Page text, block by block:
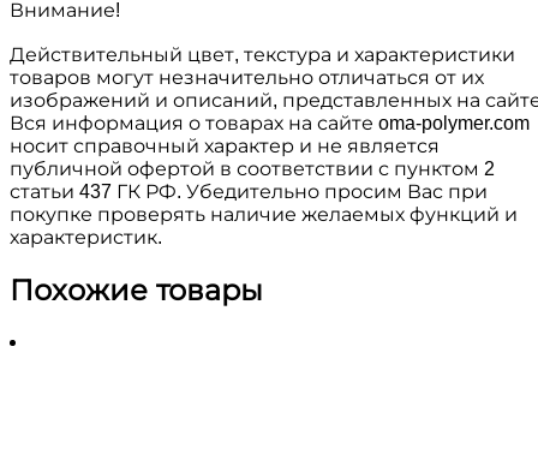
Внимание!
Действительный цвет, текстура и характеристики
товаров могут незначительно отличаться от их
изображений и описаний, представленных на
Вся информация о товарах на сайте oma-polymer.com
носит справочный характер и не является
публичной офертой в соответствии с пунктом 2
статьи 437 ГК РФ. Убедительно просим Вас при
покупке проверять наличие желаемых функций и
характеристик.
Похожие товары